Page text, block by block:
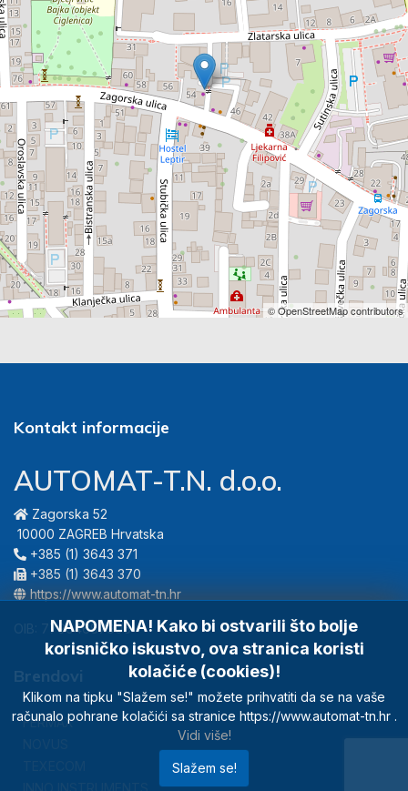
© OpenStreetMap contributors
Kontakt informacije
AUTOMAT-T.N. d.o.o.
Zagorska 52
10000 ZAGREB Hrvatska
+385 (1) 3643 371
+385 (1) 3643 370
https://www.automat-tn.hr
OIB: 77904687906
Brendovi
FERMAX
NAPOMENA! Kako bi ostvarili što bolje
korisničko iskustvo, ova stranica koristi
kolačiće (cookies)!
Klikom na tipku "Slažem se!" možete prihvatiti da se na vaše
računalo pohrane kolačići sa stranice https://www.automat-tn.hr .
Vidi više!
Slažem se!